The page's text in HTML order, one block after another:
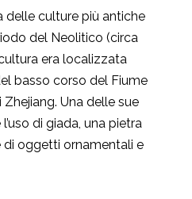
delle culture più antiche
del Neolitico (circa
era localizzata
basso corso del Fiume
Una delle sue
di giada, una pietra
di oggetti ornamentali e